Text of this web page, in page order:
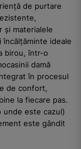
de purtare
și materialele
ideale
birou, într-o
damă
în procesul
de confort,
la fiecare pas.
unde este cazul)
este gândit